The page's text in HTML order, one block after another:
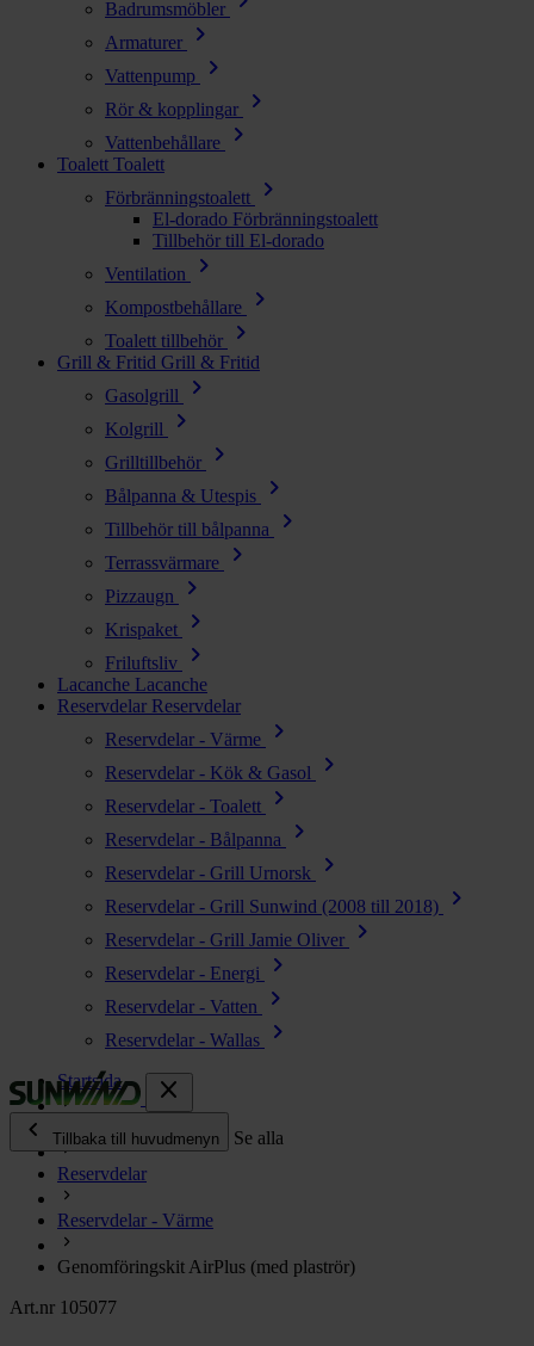
Badrumsmöbler
Armaturer chevron_right
Vattenpump chevron_right
Rör & kopplingar chevron_right
Vattenbehållare chevron_right
Toalett Toalett
Förbränningstoalett
chevron_right
El-dorado Förbränningstoalett
Tillbehör till El-dorado
Ventilation
chevron_right
Kompostbehållare chevron_right
Toalett tillbehör chevron_right
Grill & Fritid Grill & Fritid
Gasolgrill
chevron_right
Kolgrill chevron_right
Grilltillbehör chevron_right
Bålpanna & Utespis chevron_right
Tillbehör till bålpanna chevron_right
Terrassvärmare chevron_right
Pizzaugn chevron_right
Krispaket chevron_right
Friluftsliv chevron_right
Lacanche Lacanche
Reservdelar Reservdelar
Reservdelar - Värme
chevron_right
Reservdelar - Kök & Gasol chevron_right
Reservdelar - Toalett chevron_right
Reservdelar - Bålpanna chevron_right
Reservdelar - Grill Urnorsk chevron_right
Reservdelar - Grill Sunwind (2008 till 2018) chevron_right
Reservdelar - Grill Jamie Oliver chevron_right
Reservdelar - Energi chevron_right
Reservdelar - Vatten chevron_right
Reservdelar - Wallas
chevron_right
close
chevron_left
Tillbaka till huvudmenyn Se alla
Energi chevron_right
Kök & Gasol chevron_right
Värme chevron_right
Vatten chevron_right
Startsida
Reservdelar
Reservdelar - Värme
Genomföringskit AirPlus (med plaströr)
Art.nr 105077